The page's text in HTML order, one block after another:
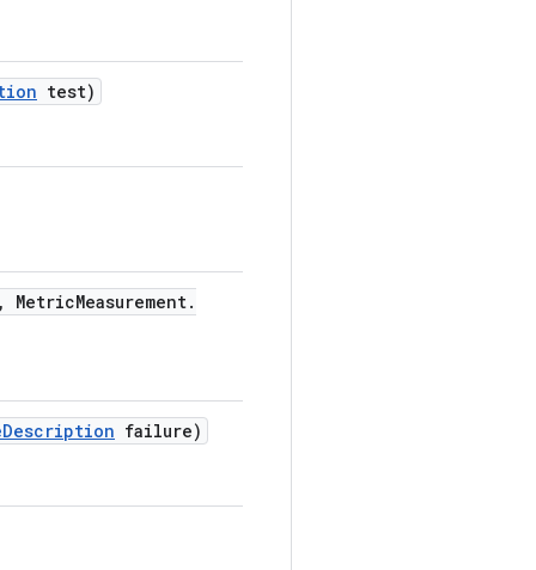
test)
, MetricMeasurement.
Description failure)